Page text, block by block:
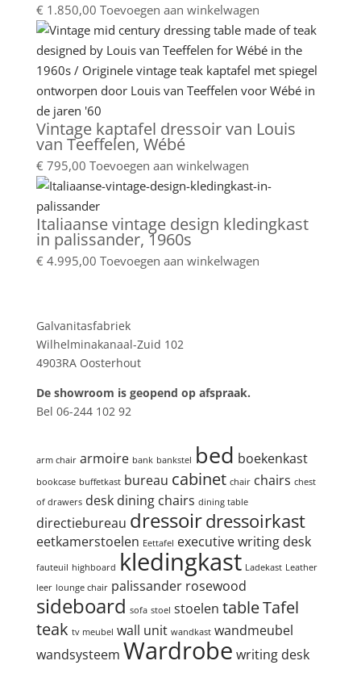
€ 1.850,00 Toevoegen aan winkelwagen
Vintage kaptafel dressoir van Louis
van Teeffelen, Wébé
€ 795,00 Toevoegen aan winkelwagen
Italiaanse vintage design kledingkast
in palissander, 1960s
€ 4.995,00 Toevoegen aan winkelwagen
Galvanitasfabriek
Wilhelminakanaal-Zuid 102
4903RA Oosterhout
De showroom is geopend op afspraak.
Bel 06-244 102 92
arm chair armoire bank bankstel bed boekenkast
bookcase buffetkast bureau cabinet chair chairs chest
of drawers desk dining chairs dining table
directiebureau dressoirdressoirkast
eetkamerstoelen Eettafel executive writing desk
fauteuil highboard kledingkast Ladekast Leather
leer lounge chair palissander rosewood
sideboard sofa stoel stoelen tableTafel
teak tv meubel wall unit wandkast wandmeubel
wandsysteem Wardrobe writing desk